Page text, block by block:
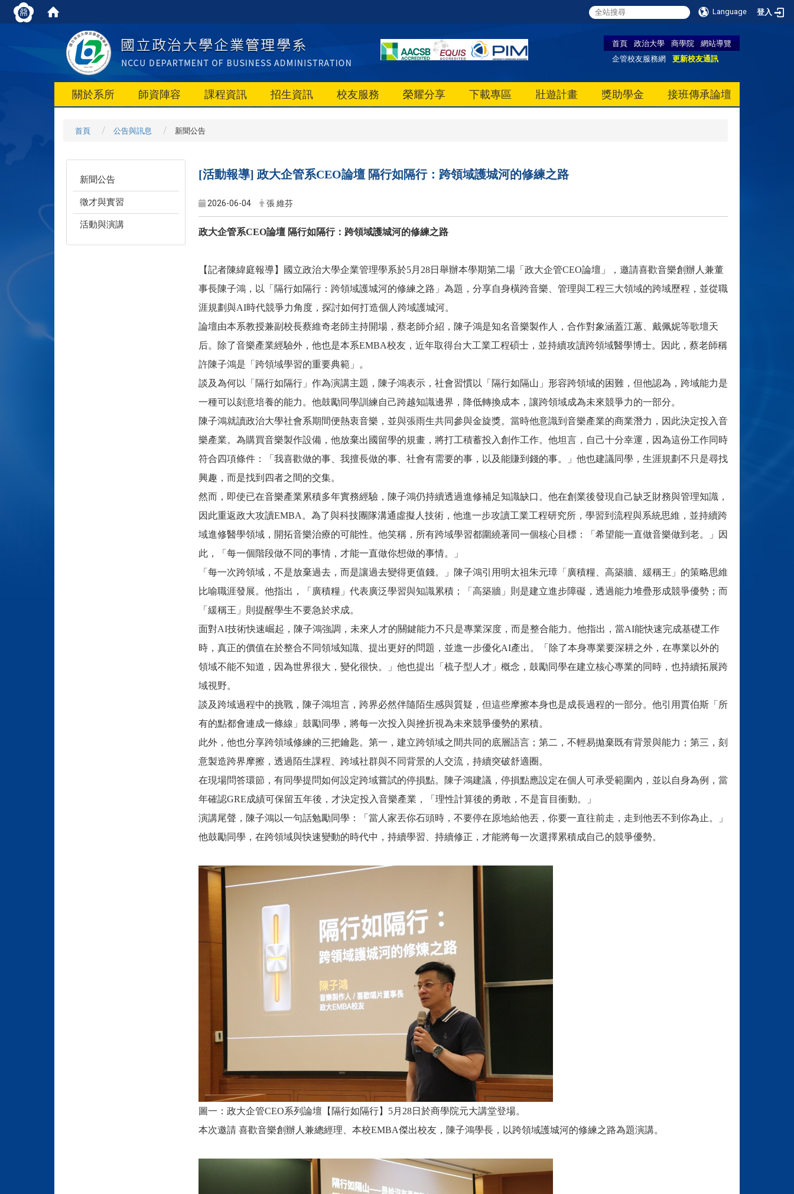
Language 登入
首頁 政治大學 商學院
網站導覽
企管校友服務網
更新校友通訊
關於系所 師資陣容 課程資訊 招生資訊 校友服務 榮耀分享 下載專區 壯遊計畫 獎助學金 接班傳承論壇
首頁 公告與訊息 新聞公告
新聞公告
徵才與實習
活動與演講
[活動報導] 政大企管系CEO論壇 隔行如隔行：跨領域護城河的修練之路
2026-06-04 張 維芬
政大企管系CEO論壇 隔行如隔行：跨領域護城河的修練之路
【記者陳緯庭報導】國立政治大學企業管理學系於5月28日舉辦本學期第二場「政大企管CEO論壇」，邀請喜歡音樂創辦人兼董
事長陳子鴻，以「隔行如隔行：跨領域護城河的修練之路」為題，分享自身橫跨音樂、管理與工程三大領域的跨域歷程，並從職
涯規劃與AI時代競爭力角度，探討如何打造個人跨域護城河。
論壇由本系教授兼副校長蔡維奇老師主持開場，蔡老師介紹，陳子鴻是知名音樂製作人，合作對象涵蓋江蕙、戴佩妮等歌壇天
后。除了音樂產業經驗外，他也是本系EMBA校友，近年取得台大工業工程碩士，並持續攻讀跨領域醫學博士。因此，蔡老師稱
許陳子鴻是「跨領域學習的重要典範」。
談及為何以「隔行如隔行」作為演講主題，陳子鴻表示，社會習慣以「隔行如隔山」形容跨領域的困難，但他認為，跨域能力是
一種可以刻意培養的能力。他鼓勵同學訓練自己跨越知識邊界，降低轉換成本，讓跨領域成為未來競爭力的一部分。
陳子鴻就讀政治大學社會系期間便熱衷音樂，並與張雨生共同參與金旋獎。當時他意識到音樂產業的商業潛力，因此決定投入音
樂產業。為購買音樂製作設備，他放棄出國留學的規畫，將打工積蓄投入創作工作。他坦言，自己十分幸運，因為這份工作同時
符合四項條件：「我喜歡做的事、我擅長做的事、社會有需要的事，以及能賺到錢的事。」他也建議同學，生涯規劃不只是尋找
興趣，而是找到四者之間的交集。
然而，即使已在音樂產業累積多年實務經驗，陳子鴻仍持續透過進修補足知識缺口。他在創業後發現自己缺乏財務與管理知識，
因此重返政大攻讀EMBA。為了與科技團隊溝通虛擬人技術，他進一步攻讀工業工程研究所，學習到流程與系統思維，並持續跨
域進修醫學領域，開拓音樂治療的可能性。他笑稱，所有跨域學習都圍繞著同一個核心目標：「希望能一直做音樂做到老。」因
此，「每一個階段做不同的事情，才能一直做你想做的事情。」
「每一次跨領域，不是放棄過去，而是讓過去變得更值錢。」陳子鴻引用明太祖朱元璋「廣積糧、高築牆、緩稱王」的策略思維
比喻職涯發展。他指出，「廣積糧」代表廣泛學習與知識累積；「高築牆」則是建立進步障礙，透過能力堆疊形成競爭優勢；而
「緩稱王」則提醒學生不要急於求成。
面對AI技術快速崛起，陳子鴻強調，未來人才的關鍵能力不只是專業深度，而是整合能力。他指出，當AI能快速完成基礎工作
時，真正的價值在於整合不同領域知識、提出更好的問題，並進一步優化AI產出。「除了本身專業要深耕之外，在專業以外的
領域不能不知道，因為世界很大，變化很快。」他也提出「梳子型人才」概念，鼓勵同學在建立核心專業的同時，也持續拓展跨
域視野。
談及跨域過程中的挑戰，陳子鴻坦言，跨界必然伴隨陌生感與質疑，但這些摩擦本身也是成長過程的一部分。他引用賈伯斯「所
有的點都會連成一條線」鼓勵同學，將每一次投入與挫折視為未來競爭優勢的累積。
此外，他也分享跨領域修練的三把鑰匙。第一，建立跨領域之間共同的底層語言；第二，不輕易拋棄既有背景與能力；第三，刻
意製造跨界摩擦，透過陌生課程、跨域社群與不同背景的人交流，持續突破舒適圈。
在現場問答環節，有同學提問如何設定跨域嘗試的停損點。陳子鴻建議，停損點應設定在個人可承受範圍內，並以自身為例，當
年確認GRE成績可保留五年後，才決定投入音樂產業，「理性計算後的勇敢，不是盲目衝動。」
演講尾聲，陳子鴻以一句話勉勵同學：「當人家丟你石頭時，不要停在原地給他丟，你要一直往前走，走到他丟不到你為止。」
他鼓勵同學，在跨領域與快速變動的時代中，持續學習、持續修正，才能將每一次選擇累積成自己的競爭優勢。
圖一：政大企管CEO系列論壇【隔行如隔行】5月28日於商學院元大講堂登場。
本次邀請 喜歡音樂創辦人兼總經理、本校EMBA傑出校友，陳子鴻學長，以跨領域護城河的修練之路為題演講。